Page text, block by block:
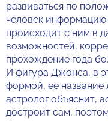
развиваться по
человек информацию
происходит с ним в
возможностей,
прохождение года
И фигура Джонса, в
формой, ее название
астролог объяснит,
достроит сам,